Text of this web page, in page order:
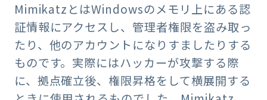
MimikatzとはWindowsのメモリ上にある認
証情報にアクセスし、管理者権限を盗み取っ
たり、他のアカウントになりすましたりする
ものです。実際にはハッカーが攻撃する際
に、拠点確立後、権限昇格をして横展開する